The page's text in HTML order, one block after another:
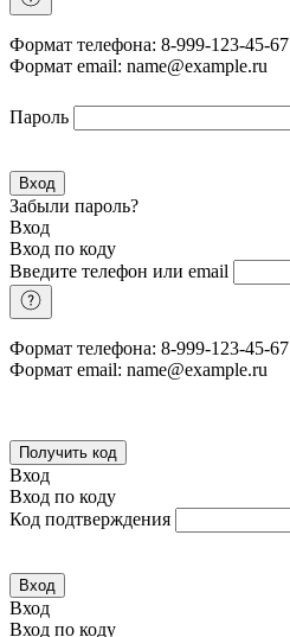
Формат телефона: 8-999-123-45-67
Формат email: name@example.ru
Пароль
Вход
Забыли пароль?
Вход
Вход по коду
Введите телефон или email
Формат телефона: 8-999-123-45-67
Формат email: name@example.ru
Получить код
Вход
Вход по коду
Код подтверждения
Вход
Вход
Вход по коду